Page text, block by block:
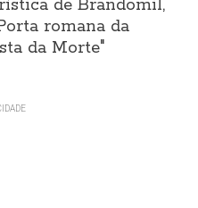
de Brandomil,
romana da
da Morte"